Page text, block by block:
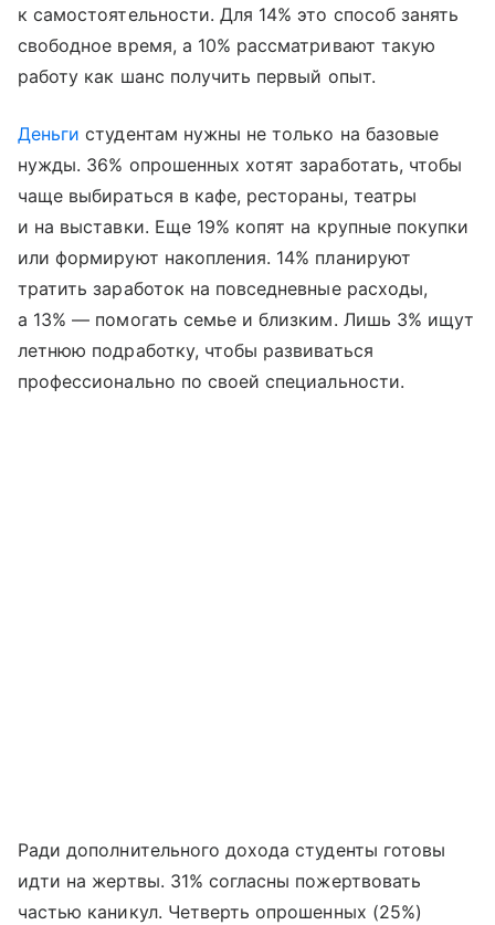
к самостоятельности. Для 14% это способ занять
свободное время, а 10% рассматривают такую
работу как шанс получить первый опыт.
Деньги студентам нужны не только на базовые
нужды. 36% опрошенных хотят заработать, чтобы
чаще выбираться в кафе, рестораны, театры
и на выставки. Еще 19% копят на крупные покупки
или формируют накопления. 14% планируют
тратить заработок на повседневные расходы,
а 13% — помогать семье и близким. Лишь 3% ищут
летнюю подработку, чтобы развиваться
профессионально по своей специальности.
Ради дополнительного дохода студенты готовы
идти на жертвы. 31% согласны пожертвовать
частью каникул. Четверть опрошенных (25%)